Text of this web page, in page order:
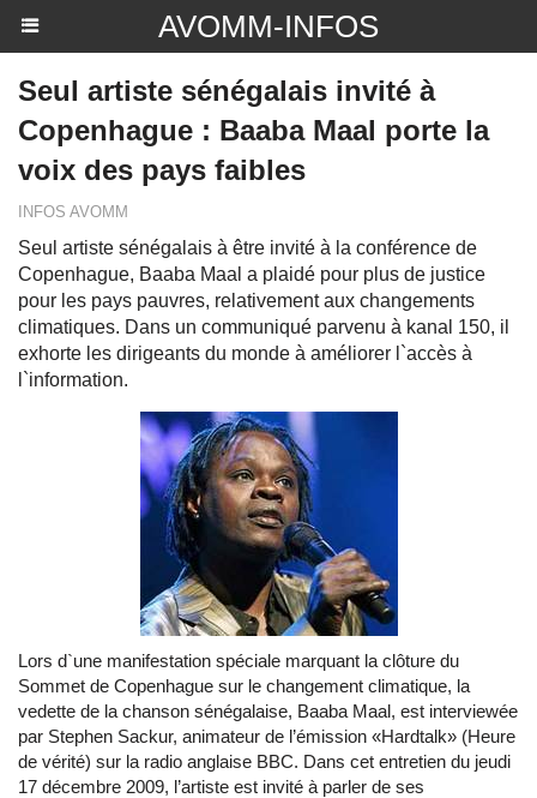
AVOMM-INFOS
Seul artiste sénégalais invité à
Copenhague : Baaba Maal porte la
voix des pays faibles
INFOS AVOMM
Seul artiste sénégalais à être invité à la conférence de
Copenhague, Baaba Maal a plaidé pour plus de justice
pour les pays pauvres, relativement aux changements
climatiques. Dans un communiqué parvenu à kanal 150, il
exhorte les dirigeants du monde à améliorer l`accès à
l`information.
Lors d`une manifestation spéciale marquant la clôture du
Sommet de Copenhague sur le changement climatique, la
vedette de la chanson sénégalaise, Baaba Maal, est interviewée
par Stephen Sackur, animateur de l’émission «Hardtalk» (Heure
de vérité) sur la radio anglaise BBC. Dans cet entretien du jeudi
17 décembre 2009, l’artiste est invité à parler de ses